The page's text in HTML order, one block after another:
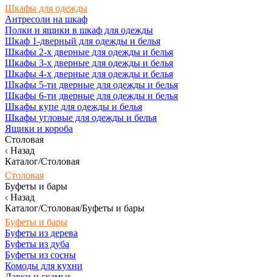
Шкафы для одежды
Антресоли на шкаф
Полки и ящики в шкаф для одежды
Шкаф 1-дверный для одежды и белья
Шкафы 2-х дверные для одежды и белья
Шкафы 3-х дверные для одежды и белья
Шкафы 4-х дверные для одежды и белья
Шкафы 5-ти дверные для одежды и белья
Шкафы 6-ти дверные для одежды и белья
Шкафы купе для одежды и белья
Шкафы угловые для одежды и белья
Ящики и короба
Столовая
Назад
Каталог/Столовая
Столовая
Буфеты и бары
Назад
Каталог/Столовая/Буфеты и бары
Буфеты и бары
Буфеты из дерева
Буфеты из дуба
Буфеты из сосны
Комоды для кухни